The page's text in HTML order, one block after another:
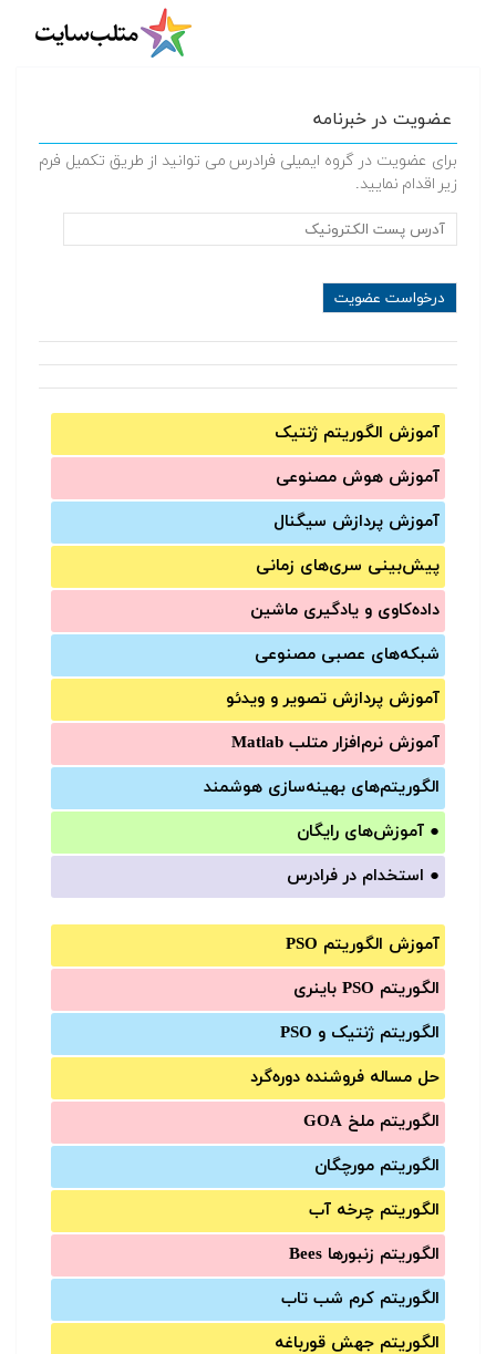
عضویت در خبرنامه
برای عضویت در گروه ایمیلی فرادرس می توانید از طریق تکمیل فرم
زیر اقدام نمایید.
آموزش الگوریتم ژنتیک
آموزش‌ هوش مصنوعی
آموزش‌ پردازش سیگنال
پیش‌‌بینی سری‌‌های زمانی
داده‌کاوی و یادگیری ماشین
شبکه‌های عصبی مصنوعی
آموزش‌ پردازش تصویر و ویدئو
آموزش‌ نرم‌افزار متلب Matlab
الگوریتم‌های بهینه‌سازی هوشمند
● آموزش‌های رایگان
● استخدام در فرادرس
آموزش الگوریتم PSO
الگوریتم PSO باینری
الگوریتم ژنتیک و PSO
حل مساله فروشنده دوره‌گرد
الگوریتم ملخ GOA
الگوریتم مورچگان
الگوریتم چرخه آب
الگوریتم زنبورها Bees
الگوریتم کرم شب تاب
الگوریتم جهش قورباغه